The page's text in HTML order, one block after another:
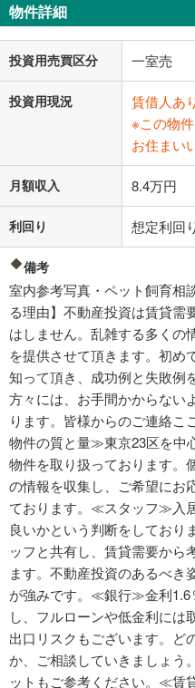
物件詳細
投資用売買区分 一室売
投資用現況
賃借人あ
※この物
お住まい
月額収入 8.4万円
利回り 想定利回
備考
室内参考写真・ペット飼育相
る理由】不動産投資は賃貸需
はしません。乱雑する多くの
を提供させて頂きます。初め
知って頂き、成功例と失敗例
方々には、お手間かからない
ります。皆様からのご連絡
物件の質と量≫東京23区を中
物件を取り扱っております。
の情報を収集し、ご希望にお
ております。≪スタッフ≫入
良いかという判断をしており
ッフと共有し、賃貸需要から
ます。不動産投資のあるべき
が強みです。≪銀行≫金利1.6
し、フルローンや低金利には
出口リスクもございます。ど
か、ご相談していきましょう
ットもご参考ください。≪賃